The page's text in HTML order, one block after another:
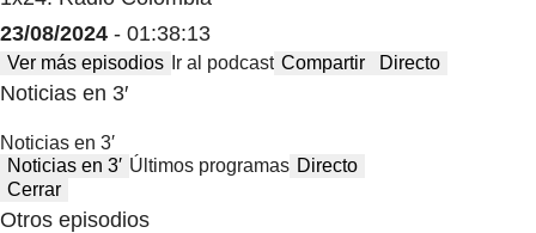
23/08/2024 - 01:38:13
Ver más episodios Ir al podcast Compartir Directo
Noticias en 3′
Noticias en 3′
Noticias en 3′ Últimos programas Directo
Cerrar
Otros episodios